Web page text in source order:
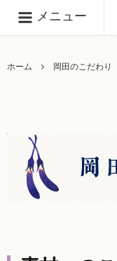
メニュー
ホーム 岡田のこだわり